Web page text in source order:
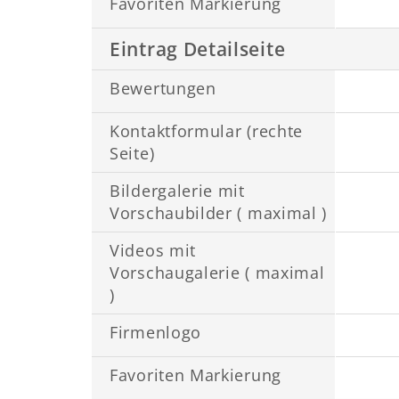
Eintrag Detailseite
Bewertungen
Kontaktformular (rechte
Seite)
Bildergalerie mit
Vorschaubilder ( maximal )
Videos mit
Vorschaugalerie ( maximal
)
Firmenlogo
Favoriten Markierung